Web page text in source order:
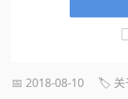
📅 2018-08-10 🏷️ 关